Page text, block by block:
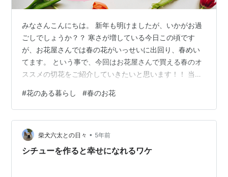
みなさんこんにちは。 新年も明けましたが、いかがお過
ごしでしょうか？？ 寒さが増している今日この頃です
が、お花屋さんでは春の花がいっせいに出回り、春めい
てます。 という事で、今回はお花屋さんで買える春のオ
ススメの切花をご紹介していきたいと思います！！ 当記
の定番の可愛い花を知りたい方 春のお花を長く楽しみた
い方 春のお花はいつから買える？最も旬な月は？その特
徴や持ちはどのくらい？？ 春の花は冬の時期から買える
が、ベストの時期は◯月！ 春の花はふわふわ、ふりふ
り、キュートな花が多い！ 春の花は冬に出回るので、比
#花のある暮らし #春のお花
柴犬六太との日々 • 5年前
シチューを作ると幸せになれるワケ